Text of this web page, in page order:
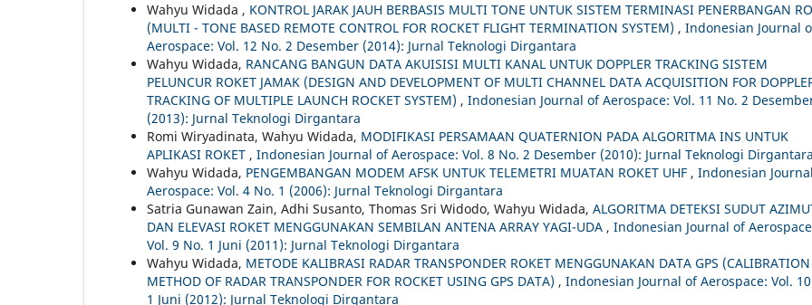
Wahyu Widada , KONTROL JARAK JAUH BERBASIS MULTI TONE UNTUK SISTEM TERMINASI PENERBANGAN
(MULTI - TONE BASED REMOTE CONTROL FOR ROCKET FLIGHT TERMINATION SYSTEM) , Indonesian Journal
Aerospace: Vol. 12 No. 2 Desember (2014): Jurnal Teknologi Dirgantara
Wahyu Widada, RANCANG BANGUN DATA AKUISISI MULTI KANAL UNTUK DOPPLER TRACKING SISTEM
PELUNCUR ROKET JAMAK (DESIGN AND DEVELOPMENT OF MULTI CHANNEL DATA ACQUISITION FOR
TRACKING OF MULTIPLE LAUNCH ROCKET SYSTEM) , Indonesian Journal of Aerospace: Vol. 11 No. 2
(2013): Jurnal Teknologi Dirgantara
Romi Wiryadinata, Wahyu Widada, MODIFIKASI PERSAMAAN QUATERNION PADA ALGORITMA INS UNTUK
APLIKASI ROKET , Indonesian Journal of Aerospace: Vol. 8 No. 2 Desember (2010): Jurnal Teknologi Dirgantara
Wahyu Widada, PENGEMBANGAN MODEM AFSK UNTUK TELEMETRI MUATAN ROKET UHF , Indonesian
Aerospace: Vol. 4 No. 1 (2006): Jurnal Teknologi Dirgantara
Satria Gunawan Zain, Adhi Susanto, Thomas Sri Widodo, Wahyu Widada, ALGORITMA DETEKSI SUDUT
DAN ELEVASI ROKET MENGGUNAKAN SEMBILAN ANTENA ARRAY YAGI-UDA , Indonesian Journal of
Vol. 9 No. 1 Juni (2011): Jurnal Teknologi Dirgantara
Wahyu Widada, METODE KALIBRASI RADAR TRANSPONDER ROKET MENGGUNAKAN DATA GPS (CALIBRATION
METHOD OF RADAR TRANSPONDER FOR ROCKET USING GPS DATA) , Indonesian Journal of Aerospace: Vol.
1 Juni (2012): Jurnal Teknologi Dirgantara